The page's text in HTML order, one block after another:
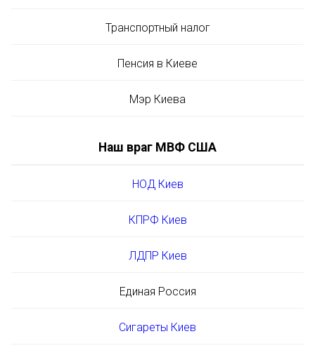
Транспортный налог
Пенсия в Киеве
Мэр Киева
Наш враг МВФ США
НОД Киев
КПРФ Киев
ЛДПР Киев
Единая Россия
Сигареты Киев